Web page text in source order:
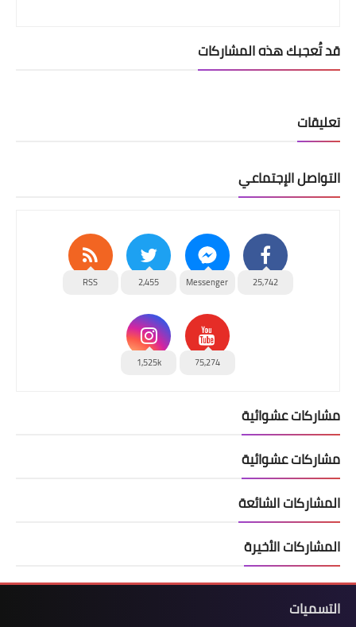
قد تُعجبك هذه المشاركات
تعليقات
التواصل الإجتماعي
25,742
Messenger
2,455
RSS
75,274
1,525k
مشاركات عشوائية
مشاركات عشوائية
المشاركات الشائعة
المشاركات الأخيرة
التسميات